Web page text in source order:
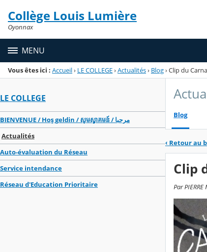
Menu de la rubrique
Contenu
Collège Louis Lumière
Oyonnax
MENU
Vous êtes ici : Accueil› LE COLLEGE›Actualités› Blog›Clip du
LE COLLEGE
BIENVENUE / Hoş geldin / សូមស្វាគមន៍ / مرحبا
Actualités
Auto-évaluation du Réseau
Service intendance
Réseau d'Education Prioritaire
Blog
‹ Retour au
Clip
Par